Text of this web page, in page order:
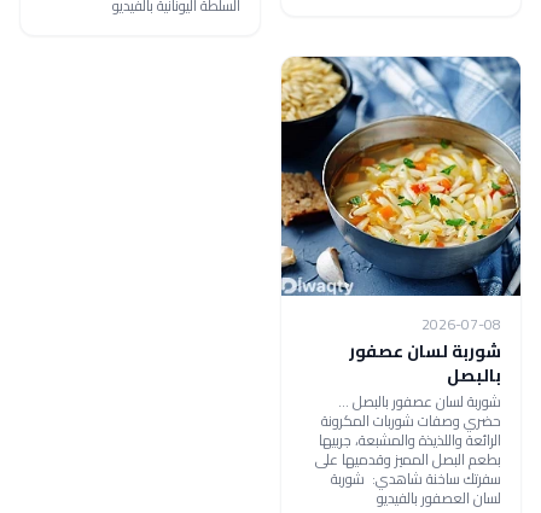
2026-07-08
شوربة لسان عصفور
بالبصل
شوربة لسان عصفور بالبصل ...
حضري وصفات شوربات المكرونة
الرائعة واللذيذة والمشبعة، جربيها
بطعم البصل المميز وقدميها على
سفرتك ساخنة شاهدي: شوربة
لسان العصفور بالفيديو